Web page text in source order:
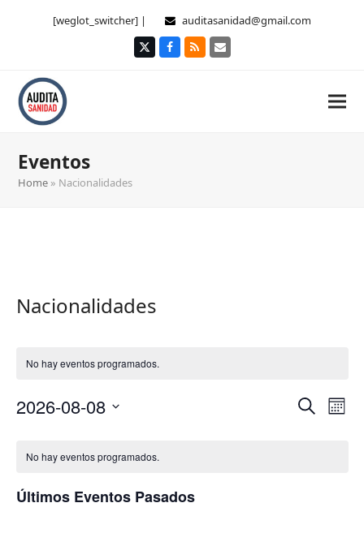
[weglot_switcher] | auditasanidad@gmail.com
TwitterFacebook
RSS Correo
Eventos
Home » Nacionalidades
Nacionalidades
No hay eventos programados.
Buscar
Mes
2026-08-08
fecha.
de
Eventos
No hay eventos programados.
Últimos Eventos Pasados